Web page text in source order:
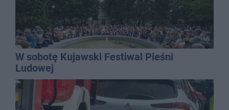
W sobotę Kujawski Festiwal Pieśni
Ludowej